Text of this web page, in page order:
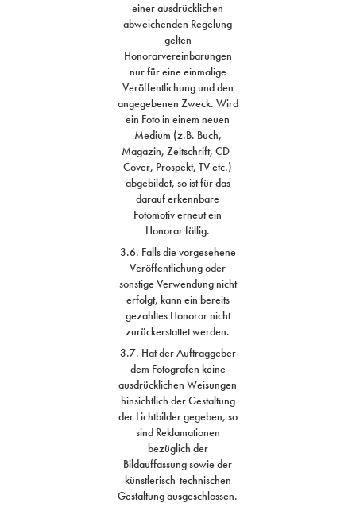
einer ausdrücklichen
abweichenden Regelung
gelten
Honorarvereinbarungen
nur für eine einmalige
Veröffentlichung und den
angegebenen Zweck. Wird
ein Foto in einem neuen
Medium (z.B. Buch,
Magazin, Zeitschrift, CD-
Cover, Prospekt, TV etc.)
abgebildet, so ist für das
darauf erkennbare
Fotomotiv erneut ein
Honorar fällig.
3.6. Falls die vorgesehene
Veröffentlichung oder
sonstige Verwendung nicht
erfolgt, kann ein bereits
gezahltes Honorar nicht
zurückerstattet werden.
3.7. Hat der Auftraggeber
dem Fotografen keine
ausdrücklichen Weisungen
hinsichtlich der Gestaltung
der Lichtbilder gegeben, so
sind Reklamationen
bezüglich der
Bildauffassung sowie der
künstlerisch-technischen
Gestaltung ausgeschlossen.